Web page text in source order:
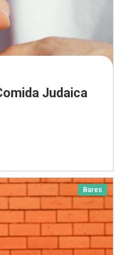
Judaica
Bares